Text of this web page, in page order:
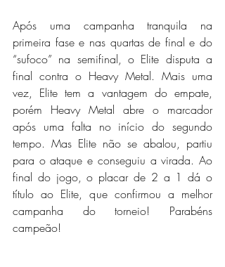
Após uma campanha tranquila na
primeira fase e nas quartas de final e do
“sufoco” na semifinal, o Elite disputa a
final contra o Heavy Metal. Mais uma
vez, Elite tem a vantagem do empate,
porém Heavy Metal abre o marcador
após uma falta no início do segundo
tempo. Mas Elite não se abalou, partiu
para o ataque e conseguiu a virada. Ao
final do jogo, o placar de 2 a 1 dá o
título ao Elite, que confirmou a melhor
campanha do torneio! Parabéns
campeão!